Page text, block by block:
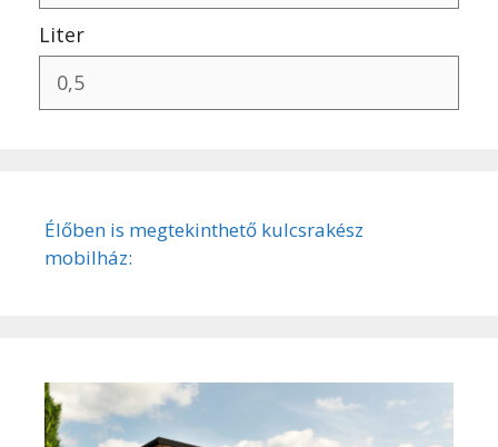
Liter
Élőben is megtekinthető kulcsrakész
mobilház: